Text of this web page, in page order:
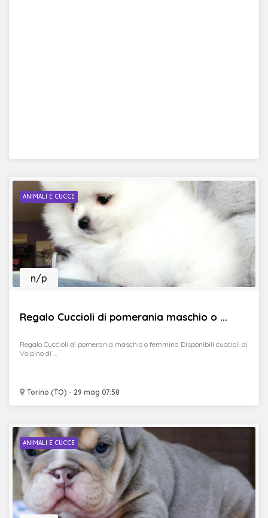
ANIMALI E CUCCE
Regalo Cuccioli di pomerania maschio o ...
Torino (TO) - 29 mag 07:58
n/p
Regalo Cuccioli di pomerania maschio o femmina Disponibili cuccioli di
Volpino di ...
ANIMALI E CUCCE